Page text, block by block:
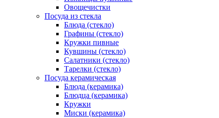
Овощечистки
Посуда из стекла
Блюда (стекло)
Графины (стекло)
Кружки пивные
Кувшины (стекло)
Салатники (стекло)
Тарелки (стекло)
Посуда керамическая
Блюда (керамика)
Блюдца (керамика)
Кружки
Миски (керамика)